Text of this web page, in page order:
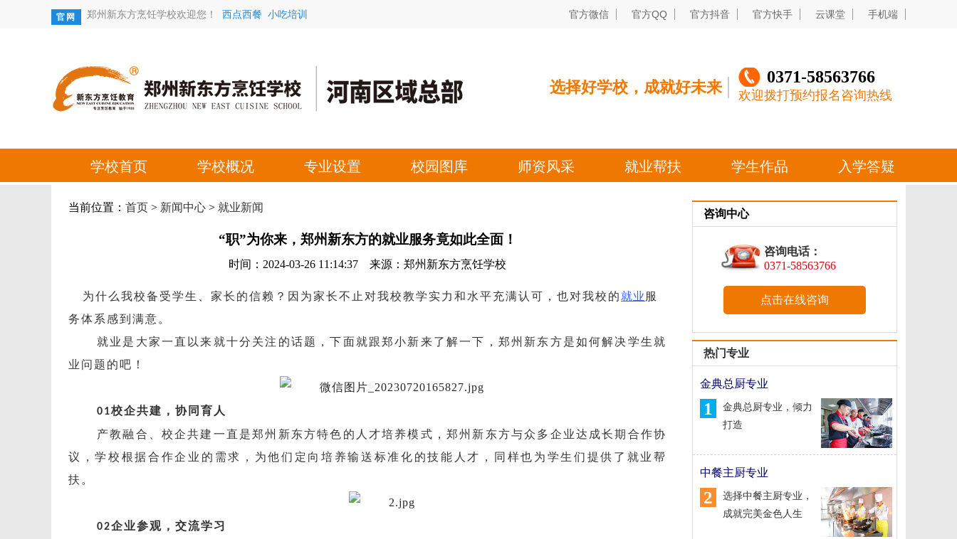
当前位置： 首页 > 新闻中心 > 就业新闻
“职”为你来，郑州新东方的就业服务竟如此全面！
时间：2024-03-26 11:14:37 来源：郑州新东方烹饪学校
为什么我校备受学生、家长的信赖？ 因为家长不止对我校教学实力和水平充满认可，也对我校的 就业 服
务体系感到满意。
就业是大家一直以来就十分关注的话题，下面就跟郑小新来了解一下，郑州新东方是如何解决学生就
业问题的吧！
01校企共建，协同育人
产教融合、校企共建一直是郑州新东方特色的人才培养模式，郑州新东方与众多企业达成长期合作协
议，学校根据合作企业的需求，为他们定向培养输送标准化的技能人才，同样也为学生们提供了就业帮
扶。
02企业参观，交流学习
咨询中心
咨询电话：
0371-58563766
点击在线咨询
热门专业
金典总厨专业
1
金典总厨专业，倾力
打造
中餐主厨专业
2
选择中餐主厨专业，
成就完美金色人生